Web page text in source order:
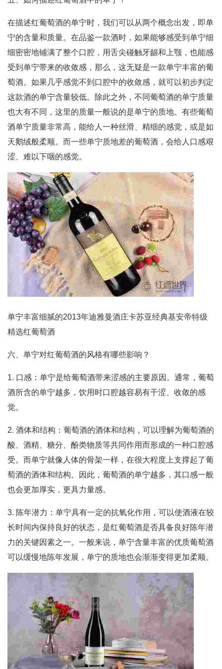
在描述红葡萄酒的单宁时，我们可以从两个概念出发，即单
宁的含量和质量。在品鉴一款酒时，如果能够感受到单宁细
细密密地铺满了整个口腔，用舌尖碰触牙龈和上颚，也能感
受到单宁带来的收敛感，那么，这无疑是一款单宁丰富的葡
萄酒。如果几乎感觉不到口腔中的收敛感，就可以初步判定
这款酒的单宁含量较低。除此之外，不同葡萄酒的单宁质量
也大有不同，这里的质量一般说的是单宁的质地。有些葡萄
酒单宁质量非常高，能给人一种丝滑、精细的感觉，或是如
天鹅绒般柔顺。而一些单宁质地差的葡萄酒，会给人口感艰
涩、难以下咽的感觉。
单宁丰富细腻的2013年迪雅曼酒庄卡苏亚经典基安帝特级
精选红葡萄酒
六、单宁对红葡萄酒的风格有哪些影响？
1. 口感：单宁是给葡萄酒带来涩感的主要原因。通常，葡萄
酒所含的单宁越多，饮用时口腔越容易有干涩、收敛的感
觉。
2. 酒体和结构：葡萄酒的酒体和结构，可以理解为葡萄酒的
酸、酒精、糖分、酚类物质等共同作用而形成的一种口腔感
受。而单宁就像人体的骨架一样，在很大程度上支撑起了葡
萄酒的酒体和结构。因此，葡萄酒的单宁越多，其口感一般
也会更加厚实，更具力量感。
3. 陈年潜力：单宁具有一定的抗氧化作用，可以使酒液在较
长时间内保持良好的状态，是红葡萄酒是否具备良好陈年潜
力的关键因素之一。一般来说，单宁含量丰富的优质葡萄酒
可以缓慢地陈年发展，单宁的质地也会渐渐变得更加柔顺。